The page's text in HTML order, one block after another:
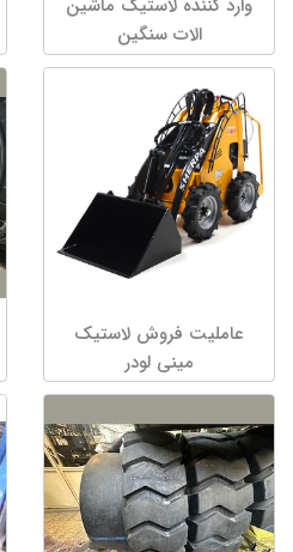
وارد کننده لاستیک ماشین
الات سنگین
عاملیت فروش لاستیک
مینی لودر